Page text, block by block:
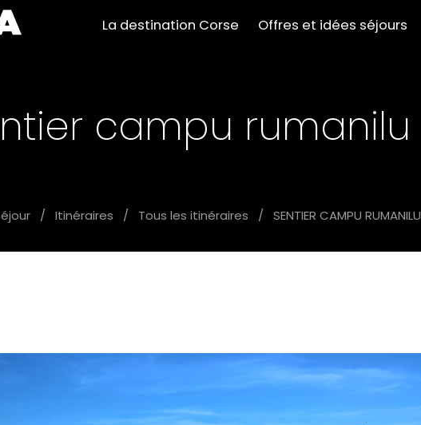
La destination Corse Offres et idées séjours
campu rumanilu
/ Itinéraires / Tous les itinéraires / SENTIER CAMPU RUMANILU